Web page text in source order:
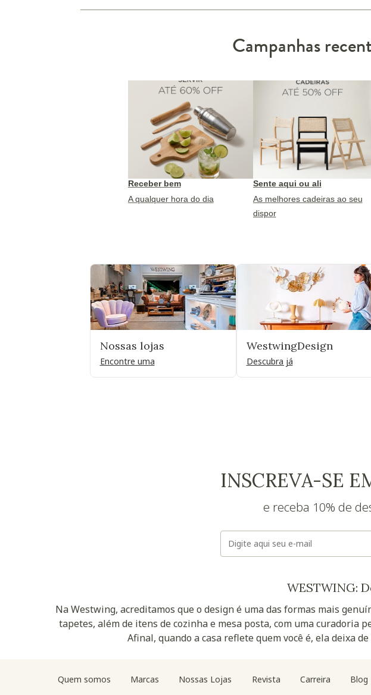
Campanhas
Receber bem
A qualquer hora do dia
Sente aqui ou ali
As melhores cadeiras ao seu
dispor
Nossas lojas
Encontre uma
WestwingDesign
Descubra já
INSCREVA-SE
e receba 10% de
WESTWING:
Na Westwing, acreditamos que o design é uma das formas mais
tapetes, além de itens de cozinha e mesa posta, com uma curadoria
Afinal, quando a casa reflete quem você é, ela deixa
Quem somos Marcas Nossas Lojas Revista Carreira Blog